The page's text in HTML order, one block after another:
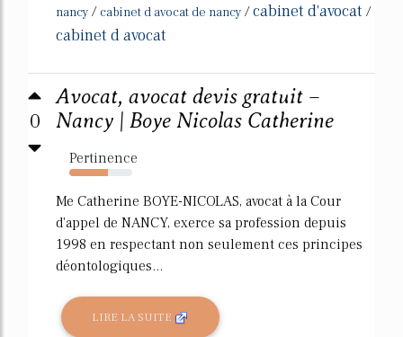
nancy / cabinet d avocat de nancy /cabinet d'avocat /
cabinet d avocat
0
Avocat, avocat devis gratuit –
Nancy | Boye Nicolas Catherine
Pertinence
61%
Me Catherine BOYE-NICOLAS, avocat à la Cour
d'appel de NANCY, exerce sa profession depuis
1998 en respectant non seulement ces principes
déontologiques...
LIRE LA SUITE